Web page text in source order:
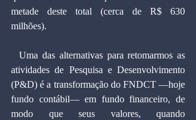
metade deste total (cerca de R$ 630
milhões).
  Uma das alternativas para retomarmos as
atividades de Pesquisa e Desenvolvimento
(P&D) é a transformação do FNDCT —hoje
fundo contábil— em fundo financeiro, de
modo que seus valores, quando